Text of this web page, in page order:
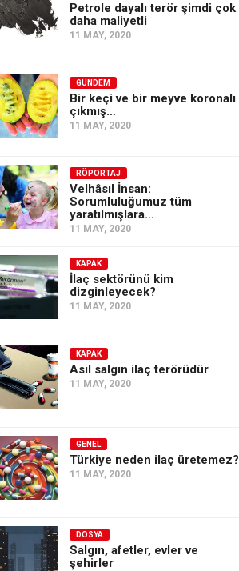
Petrole dayalı terör şimdi çok
daha maliyetli
11 MAY, 2020
GÜNDEM
Bir keçi ve bir meyve koronalı
çıkmış…
11 MAY, 2020
RÖPORTAJ
Velhâsıl İnsan:
Sorumluluğumuz tüm
yaratılmışlara…
11 MAY, 2020
KAPAK
İlaç sektörünü kim
dizginleyecek?
11 MAY, 2020
KAPAK
Asıl salgın ilaç terörüdür
11 MAY, 2020
GENEL
Türkiye neden ilaç üretemez?
11 MAY, 2020
DOSYA
Salgın, afetler, evler ve
şehirler